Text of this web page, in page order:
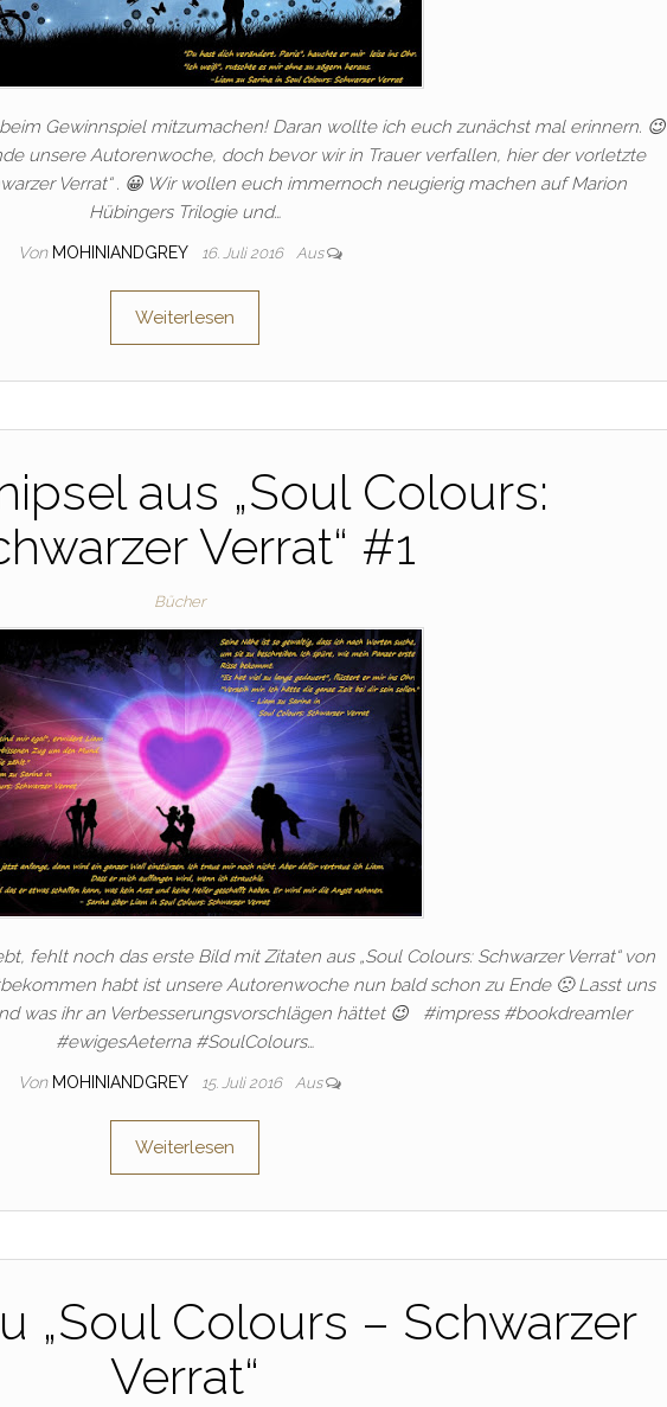
Gewinnspiel mitzumachen! Daran wollte ich euch zunächst mal erinnern. 😉
unsere Autorenwoche, doch bevor wir in Trauer verfallen, hier der vorletzte
Verrat“ . 😀 Wir wollen euch immernoch neugierig machen auf Marion
Hübingers Trilogie und…
Von MOHINIANDGREY 16. Juli 2016 Aus
Weiterlesen
aus „Soul Colours:
Verrat“ #1
Bücher
fehlt noch das erste Bild mit Zitaten aus „Soul Colours: Schwarzer Verrat“ von
habt ist unsere Autorenwoche nun bald schon zu Ende 🙁 Lasst uns
was ihr an Verbesserungsvorschlägen hättet 😉 #‎impress‬ ‪#‎bookdreamler‬
‪#‎ewigesAeterna‬ ‪#‎SoulColours‬…
Von MOHINIANDGREY 15. Juli 2016 Aus
Weiterlesen
„Soul Colours – Schwarzer
Verrat“